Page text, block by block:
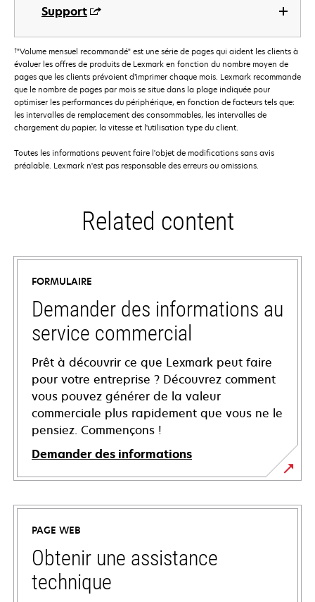
Support
†"Volume mensuel recommandé" est une série de pages qui aident les clients à
évaluer les offres de produits de Lexmark en fonction du nombre moyen de
pages que les clients prévoient d’imprimer chaque mois. Lexmark recommande
que le nombre de pages par mois se situe dans la plage indiquée pour
optimiser les performances du périphérique, en fonction de facteurs tels que:
les intervalles de remplacement des consommables, les intervalles de
chargement du papier, la vitesse et l'utilisation type du client.
Toutes les informations peuvent faire l'objet de modifications sans avis
préalable. Lexmark n'est pas responsable des erreurs ou omissions.
Related content
FORMULAIRE
Demander des informations au
service commercial
Prêt à découvrir ce que Lexmark peut faire
pour votre entreprise ? Découvrez comment
vous pouvez générer de la valeur
commerciale plus rapidement que vous ne le
pensiez. Commençons !
Demander des informations
PAGE WEB
Obtenir une assistance
technique